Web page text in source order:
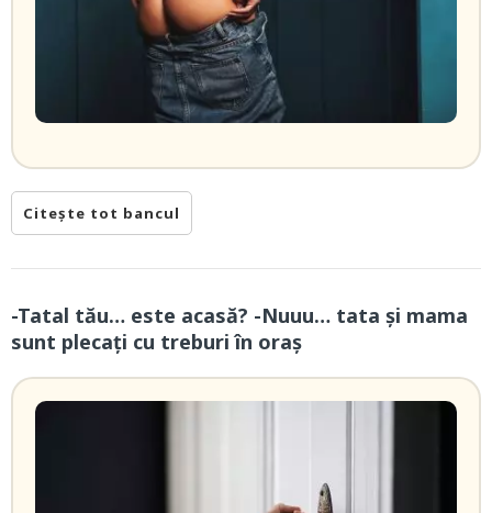
Citește tot bancul
-Tatal tău… este acasă? -Nuuu… tata și mama
sunt plecați cu treburi în oraș